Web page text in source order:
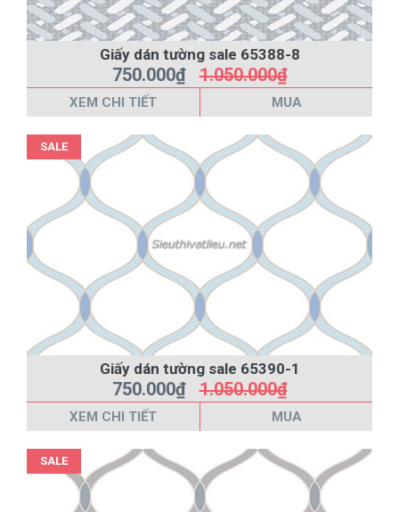
Giấy dán tường sale 65388-8
750.000₫1.050.000₫
XEM CHI TIẾT MUA
SALE
Giấy dán tường sale 65390-1
750.000₫1.050.000₫
XEM CHI TIẾT MUA
SALE